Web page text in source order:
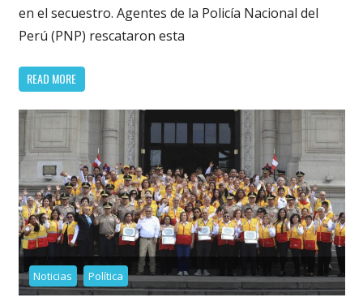
en el secuestro. Agentes de la Policía Nacional del
Perú (PNP) rescataron esta
READ MORE
Noticias Política